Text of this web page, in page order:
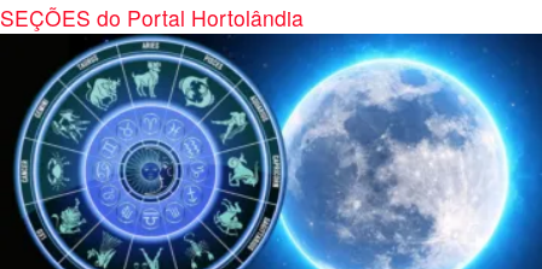
SEÇÕES do Portal Hortolândia